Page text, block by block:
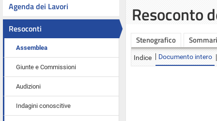
Agenda dei Lavori
Resoconti
Assemblea
Giunte e Commissioni
Audizioni
Indagini conoscitive
Resoconto
Stenografico
Indice Documento intero